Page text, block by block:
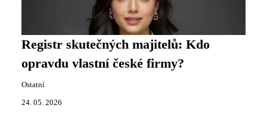
Registr skutečných majitelů: Kdo
opravdu vlastní české firmy?
Ostatní
24. 05. 2026